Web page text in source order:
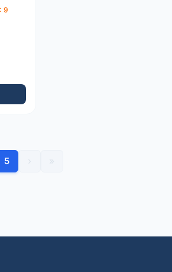
9
5